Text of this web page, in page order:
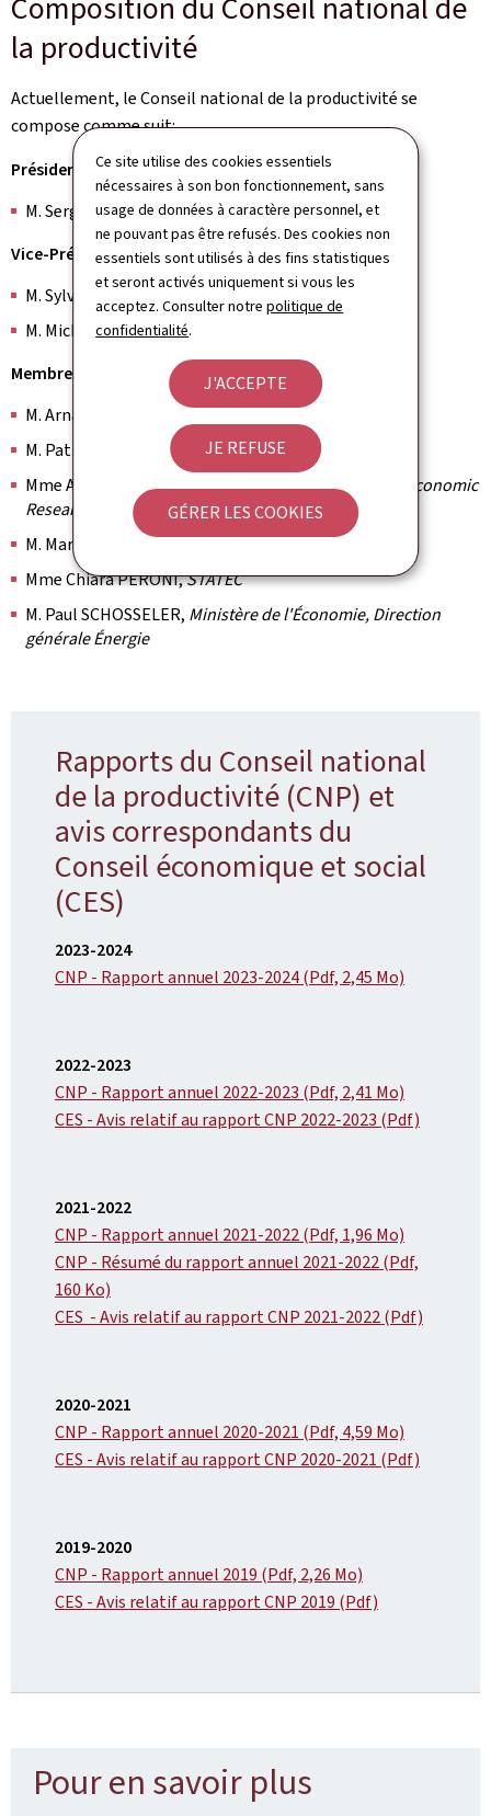
Ce site utilise des cookies essentiels
nécessaires à son bon fonctionnement, sans
usage de données à caractère personnel, et
ne pouvant pas être refusés. Des cookies non
essentiels sont utilisés à des fins statistiques
et seront activés uniquement si vous les
acceptez. Consulter notrepolitique de
confidentialité.
J'ACCEPTE
JE REFUSE
GÉRER LES COOKIES
Composition du Conseil national de
la productivité
Actuellement, le Conseil national de la productivité se
compose comme suit:
Président:
M. Serge ALLEGREZZA,Directeur emeritus STATEC
Vice-Présidents:
M. Sylvain HOFFMANN,
Chambre des salariés
M. Michel WURTH,ArcelorMittal Luxembourg
Membres:
M. Arnaud BOURGAIN,Université du Luxembourg
M. Patrick LENAIN, Économiste
Mme Aline MULLER,Luxembourg Institute of Socio-Economic
Research (LISER)
M. Marc NIEDERKORN,Expert
Mme Chiara PERONI,STATEC
M. Paul SCHOSSELER, Ministère de l'Économie, Direction
générale Énergie
Rapports du Conseil national
de la productivité (CNP) et
avis correspondants du
Conseil économique et social
(CES)
2023-2024
CNP - Rapport annuel 2023-2024 (Pdf, 2,45 Mo)
2022-2023
CNP - Rapport annuel 2022-2023 (Pdf, 2,41 Mo)
CES - Avis relatif au rapport CNP 2022-2023 (Pdf)
2021-2022
CNP - Rapport annuel 2021-2022 (Pdf, 1,96 Mo)
CNP - Résumé du rapport annuel 2021-2022 (Pdf,
160 Ko)
CES - Avis relatif au rapport CNP 2021-2022 (Pdf)
2020-2021
CNP - Rapport annuel 2020-2021 (Pdf, 4,59 Mo)
CES - Avis relatif au rapport CNP 2020-2021 (Pdf)
2019-2020
CNP - Rapport annuel 2019 (Pdf, 2,26 Mo)
CES - Avis relatif au rapport CNP 2019 (Pdf)
Pour en savoir plus